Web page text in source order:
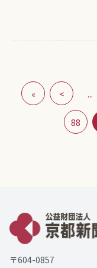
« < ...
88
〒604-0857